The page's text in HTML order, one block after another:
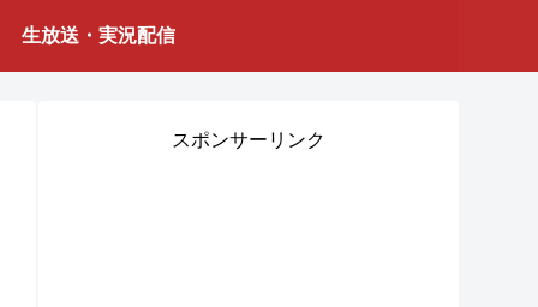
生放送・実況配信
スポンサーリンク